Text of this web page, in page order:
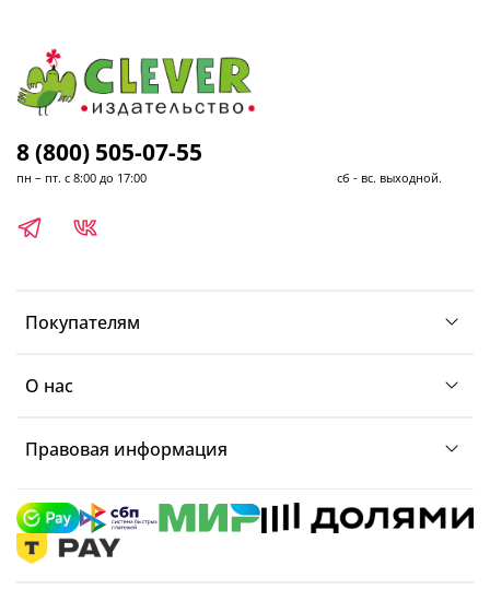
Покупателям
О нас
Правовая информация
8 (800) 505-07-55
пн – пт. с 8:00 до 17:00 сб - вс. выходной.